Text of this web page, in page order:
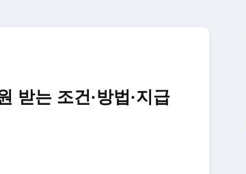
받는 조건·방법·지급